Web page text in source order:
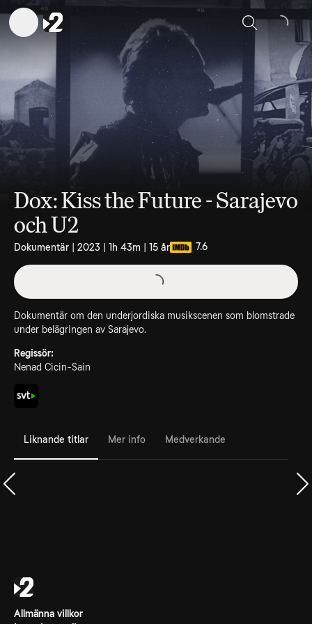
Sök
Dox: Kiss the Future - Sarajevo
och U2
Dokumentär | 2023 | 1h 43m | 15 år 7.6
Dokumentär om den underjordiska musikscenen som blomstrade
under belägringen av Sarajevo.
Regissör:
Nenad Cicin-Sain
Liknande titlar Mer info Medverkande
Allmänna villkor